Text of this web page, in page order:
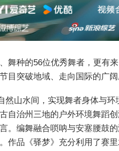
种的56位优秀舞者，更有
目突破地域、走向国际的广阔
山水间，实现舞者身体与
治州三地的户外环境舞蹈
。编舞融合唢呐与安塞腰鼓
品《驿梦》充分利用了赛